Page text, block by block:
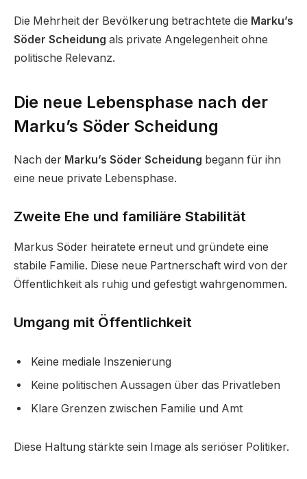
Die Mehrheit der Bevölkerung betrachtete die Marku’s
Söder Scheidung als private Angelegenheit ohne
politische Relevanz.
Die neue Lebensphase nach der
Marku’s Söder Scheidung
Nach der Marku’s Söder Scheidung begann für ihn
eine neue private Lebensphase.
Zweite Ehe und familiäre Stabilität
Markus Söder heiratete erneut und gründete eine
stabile Familie. Diese neue Partnerschaft wird von der
Öffentlichkeit als ruhig und gefestigt wahrgenommen.
Umgang mit Öffentlichkeit
Keine mediale Inszenierung
Keine politischen Aussagen über das Privatleben
Klare Grenzen zwischen Familie und Amt
Diese Haltung stärkte sein Image als seriöser Politiker.